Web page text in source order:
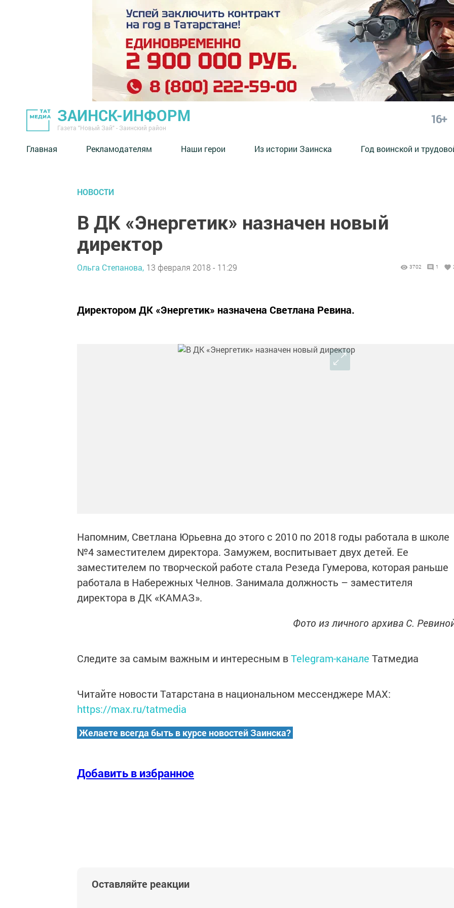
ЗАИНСК-ИНФОРМ
Газета "Новый Зай" - Заинский район
16+
Главная Рекламодателям Наши герои Из истории Заинска Год воинской и
НОВОСТИ
В ДК «Энергетик» назначен новый
директор
Ольга Степанова, 13 февраля 2018 - 11:29 3702 1
Директором ДК «Энергетик» назначена Светлана Ревина.
Напомним, Светлана Юрьевна до этого с 2010 по 2018 годы работала в школе
№4 заместителем директора. Замужем, воспитывает двух детей. Ее
заместителем по творческой работе стала Резеда Гумерова, которая раньше
работала в Набережных Челнов. Занимала должность – заместителя
директора в ДК «КАМАЗ».
Фото из личного архива С.
Следите за самым важным и интересным вTelegram-канале Татмедиа
Читайте новости Татарстана в национальном мессенджере MАХ:
https://max.ru/tatmedia
Желаете всегда быть в курсе новостей Заинска?
Добавить в избранное
Оставляйте реакции